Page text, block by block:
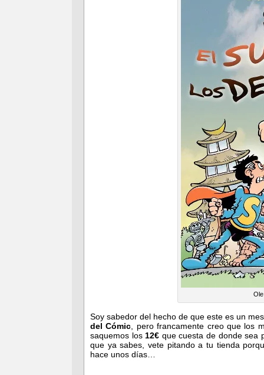
Soy sabedor del hecho de que este es un
del Cómic , pero francamente creo que los
saquemos los 12€ que cuesta de donde sea
que ya sabes, vete pitando a tu tienda
hace unos días…